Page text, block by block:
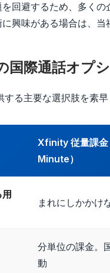
を回避するため、多く
興味がある場合は、当
国際通話オプ
る主要な選択肢を素早
Xfinity 従量課
Minute）
まれにしかかけ
分単位の課金。
動